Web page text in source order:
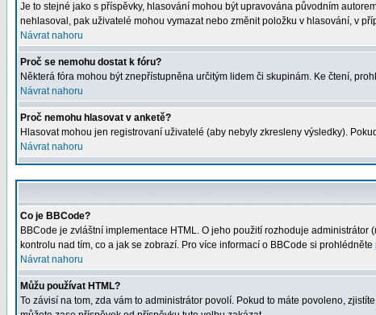
Je to stejné jako s příspěvky, hlasování mohou být upravována původním
nehlasoval, pak uživatelé mohou vymazat nebo změnit položku v hlasování, v
Návrat nahoru
Proč se nemohu dostat k fóru?
Některá fóra mohou být znepřístupněna určitým lidem či skupinám. Ke čtení,
Návrat nahoru
Proč nemohu hlasovat v anketě?
Hlasovat mohou jen registrovaní uživatelé (aby nebyly zkresleny výsledky).
Návrat nahoru
Co je BBCode?
BBCode je zvláštní implementace HTML. O jeho použití rozhoduje
kontrolu nad tím, co a jak se zobrazí. Pro více informací o BBCode si prohlédněte
Návrat nahoru
Můžu používat HTML?
To závisí na tom, zda vám to administrátor povolí. Pokud to máte povoleno,